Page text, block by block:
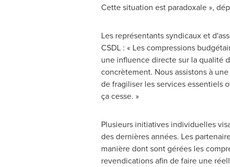
Cette situation est paradoxale »,
Les représentants syndicaux et
CSDL : « Les compressions
une influence directe sur la qualité
concrètement. Nous assistons à
de fragiliser les services essentiels
ça cesse. »
Plusieurs initiatives individuelles
des dernières années. Les
manière dont sont gérées les
revendications afin de faire une